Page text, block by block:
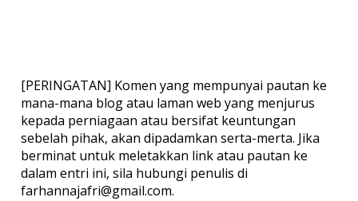
[PERINGATAN] Komen yang mempunyai pautan ke
mana-mana blog atau laman web yang menjurus
kepada perniagaan atau bersifat keuntungan
sebelah pihak, akan dipadamkan serta-merta. Jika
berminat untuk meletakkan link atau pautan ke
dalam entri ini, sila hubungi penulis di
farhannajafri@gmail.com.